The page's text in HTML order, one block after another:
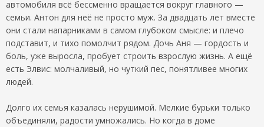
автомобиля всё бессменно вращается вокруг главного —
семьи. Антон для неё не просто муж. За двадцать лет вместе
они стали напарниками в самом глубоком смысле: и плечо
подставит, и тихо помолчит рядом. Дочь Аня — гордость и
боль, уже выросла, пробует строить взрослую жизнь. А ещё
есть Элвис: молчаливый, но чуткий пес, понятливее многих
людей.
Долго их семья казалась нерушимой. Мелкие бурьки только
объединяли, радости умножались. Но когда в доме